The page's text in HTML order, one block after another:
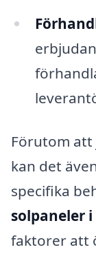
Förutom
kan det
specifika
solpaneler
faktorer att